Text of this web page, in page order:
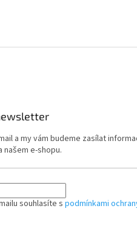
a my vám budeme zasílat
našem e-shopu.
souhlasíte spodmínkami